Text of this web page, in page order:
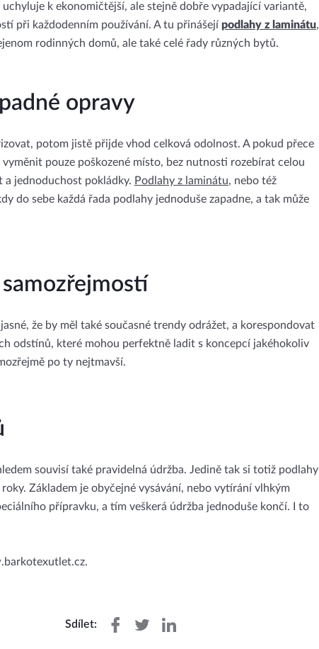
k ekonomičtější, ale stejně dobře vypadající variantě,
při každodenním používání. A tu přinášejí podlahy z laminátu,
rodinných domů, ale také celé řady různých bytů.
opravy
potom jistě přijde vhod celková odolnost. A pokud přece
pouze poškozené místo, bez nutnosti rozebírat celou
jednoduchost pokládky. Podlahy z laminátu, nebo též
do sebe každá řada podlahy jednoduše zapadne, a tak může
že by měl také současné trendy odrážet, a korespondovat
odstínů, které mohou perfektně ladit s koncepcí jakéhokoliv
po ty nejtmavší.
souvisí také pravidelná údržba. Jedině tak si totiž podlahy
Základem je obyčejné vysávání, nebo vytírání vlhkým
přípravku, a tím veškerá údržba jednoduše končí. I to
Sdílet: